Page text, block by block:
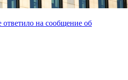
на сообщение об